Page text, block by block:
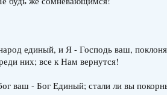
единый, и Я - Господь ваш,
них; все к Нам вернутся!
ваш - Бог Единый; стали ли вы